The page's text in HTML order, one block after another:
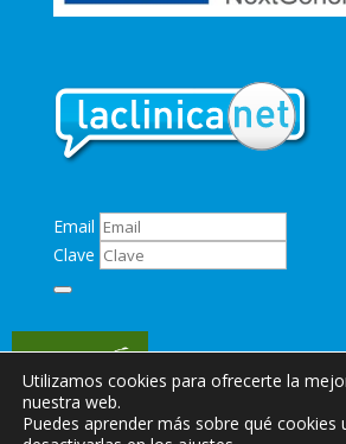
Email
Clave
Utilizamos cookies para ofrecerte la
nuestra web.
Puedes aprender más sobre qué cookies